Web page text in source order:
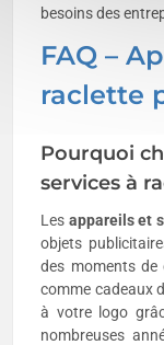
besoins des
FAQ –
raclette
Pourquoi
services à
Les appareils et
objets
des moments de
comme cadeaux
à votre logo
nombreuses